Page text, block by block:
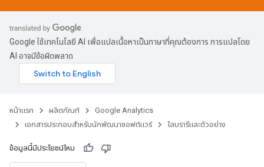
Google ใช้เทคโนโลยี AI เพื่อแปลเนื้อหาเป็นภาษาที่คุณต้องการ การแปลโดย
AI อาจมีข้อผิดพลาด
หน้าแรก ผลิตภัณฑ์
Google Analytics
เอกสารประกอบสำหรับนักพัฒนาซอฟต์แวร์
ไลบรารีและตัวอย่าง
ข้อมูลนี้มีประโยชน์ไหม